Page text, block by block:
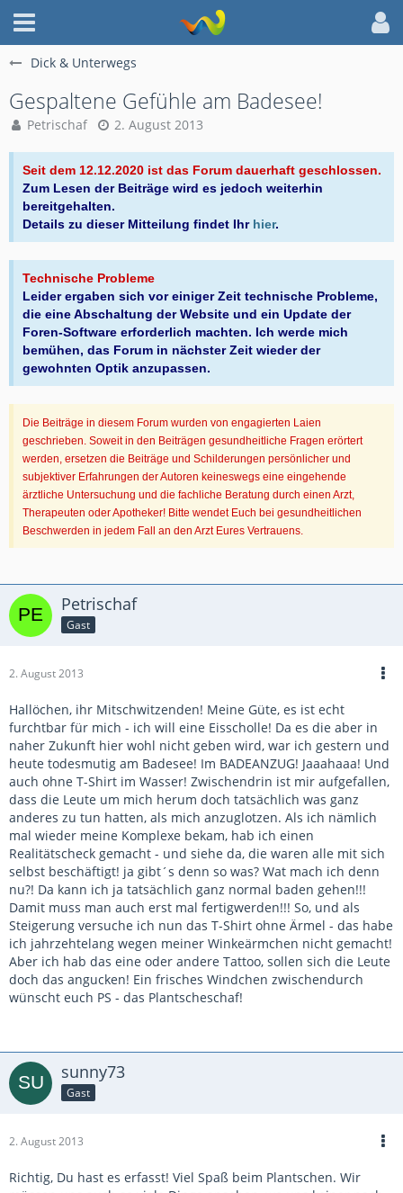
Dick & Unterwegs
Gespaltene Gefühle am Badesee!
Petrischaf 2. August 2013
Seit dem 12.12.2020 ist das Forum dauerhaft geschlossen.
Zum Lesen der Beiträge wird es jedoch weiterhin
bereitgehalten.
Details zu dieser Mitteilung findet Ihr hier.
Technische Probleme
Leider ergaben sich vor einiger Zeit technische Probleme,
die eine Abschaltung der Website und ein Update der
Foren-Software erforderlich machten. Ich werde mich
bemühen, das Forum in nächster Zeit wieder der
gewohnten Optik anzupassen.
Die Beiträge in diesem Forum wurden von engagierten Laien
geschrieben. Soweit in den Beiträgen gesundheitliche Fragen erörtert
werden, ersetzen die Beiträge und Schilderungen persönlicher und
subjektiver Erfahrungen der Autoren keineswegs eine eingehende
ärztliche Untersuchung und die fachliche Beratung durch einen Arzt,
Therapeuten oder Apotheker! Bitte wendet Euch bei gesundheitlichen
Beschwerden in jedem Fall an den Arzt Eures Vertrauens.
Petrischaf
Gast
2. August 2013
Hallöchen, ihr Mitschwitzenden! Meine Güte, es ist echt
furchtbar für mich - ich will eine Eisscholle! Da es die aber in
naher Zukunft hier wohl nicht geben wird, war ich gestern und
heute todesmutig am Badesee! Im BADEANZUG! Jaaahaaa! Und
auch ohne T-Shirt im Wasser! Zwischendrin ist mir aufgefallen,
dass die Leute um mich herum doch tatsächlich was ganz
anderes zu tun hatten, als mich anzuglotzen. Als ich nämlich
mal wieder meine Komplexe bekam, hab ich einen
Realitätscheck gemacht - und siehe da, die waren alle mit sich
selbst beschäftigt! ja gibt´s denn so was? Wat mach ich denn
nu?! Da kann ich ja tatsächlich ganz normal baden gehen!!!
Damit muss man auch erst mal fertigwerden!!! So, und als
Steigerung versuche ich nun das T-Shirt ohne Ärmel - das habe
ich jahrzehtelang wegen meiner Winkeärmchen nicht gemacht!
Aber ich hab das eine oder andere Tattoo, sollen sich die Leute
doch das angucken! Ein frisches Windchen zwischendurch
wünscht euch PS - das Plantscheschaf!
sunny73
Gast
2. August 2013
Richtig, Du hast es erfasst! Viel Spaß beim Plantschen. Wir